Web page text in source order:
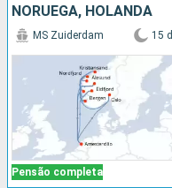
NORUEGA, HOLANDA
Pensão completa
MS Zuiderdam 15 d